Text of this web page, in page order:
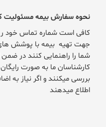
نحوه سفارش بیمه مسئولیت
کافی است شماره تماس خود ر ا
جهت تهیه بیمه با پوشش
شما را راهنمایی کنند در ضمن
کارشناسان ما به صورت
بررسی میکنند و اگر نیاز به
اطلاع میدهند